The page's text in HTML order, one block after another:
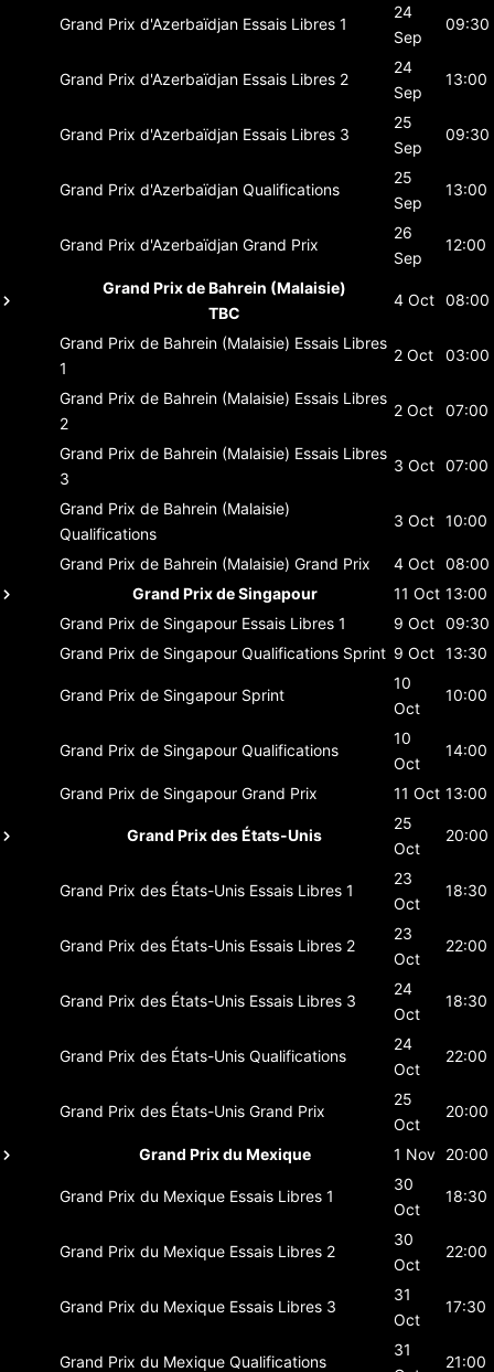
Grand Prix d'Azerbaïdjan Essais Libres 1
24
Sep
09:30
Grand Prix d'Azerbaïdjan Essais Libres 2
24
Sep
13:00
Grand Prix d'Azerbaïdjan Essais Libres 3
25
Sep
09:30
Grand Prix d'Azerbaïdjan Qualifications
25
Sep
13:00
Grand Prix d'Azerbaïdjan Grand Prix
26
Sep
12:00
Grand Prix de Bahrein (Malaisie)
TBC
4 Oct 08:00
Grand Prix de Bahrein (Malaisie) Essais Libres
1
2 Oct 03:00
Grand Prix de Bahrein (Malaisie) Essais Libres
2
2 Oct 07:00
Grand Prix de Bahrein (Malaisie) Essais Libres
3
3 Oct 07:00
Grand Prix de Bahrein (Malaisie)
Qualifications
3 Oct 10:00
Grand Prix de Bahrein (Malaisie) Grand Prix 4 Oct 08:00
Grand Prix de Singapour
11 Oct 13:00
Grand Prix de Singapour Essais Libres 1 9 Oct 09:30
Grand Prix de Singapour Qualifications Sprint 9 Oct 13:30
Grand Prix de Singapour Sprint
10
Oct
10:00
Grand Prix de Singapour Qualifications
10
Oct
14:00
Grand Prix de Singapour Grand Prix 11 Oct 13:00
Grand Prix des États-Unis
25
Oct
20:00
Grand Prix des États-Unis Essais Libres 1
23
Oct
18:30
Grand Prix des États-Unis Essais Libres 2
23
Oct
22:00
Grand Prix des États-Unis Essais Libres 3
24
Oct
18:30
Grand Prix des États-Unis Qualifications
24
Oct
22:00
Grand Prix des États-Unis Grand Prix
25
Oct
20:00
Grand Prix du Mexique 1 Nov 20:00
Grand Prix du Mexique Essais Libres 1
30
Oct
18:30
Grand Prix du Mexique Essais Libres 2
30
Oct
22:00
Grand Prix du Mexique Essais Libres 3
31
Oct
17:30
Grand Prix du Mexique Qualifications
31
21:00